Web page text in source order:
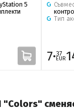
5
Тип
7·37
EUR
"Colors"